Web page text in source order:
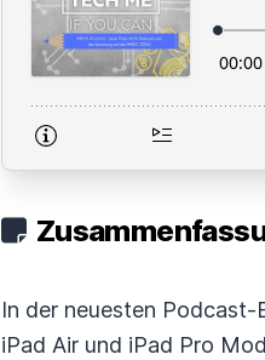
In der neuesten
iPad Air und iPad Pro